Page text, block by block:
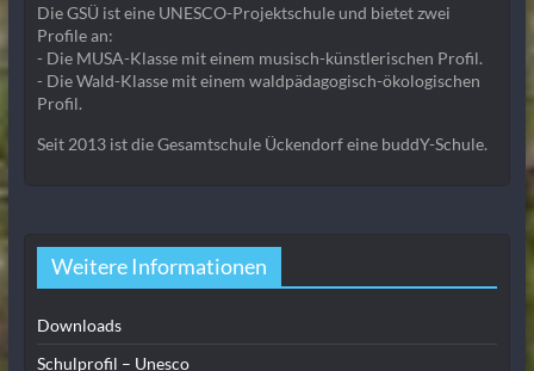
Die GSÜ ist eine UNESCO-Projektschule und bietet zwei
Profile an:
- Die MUSA-Klasse mit einem musisch-künstlerischen Profil.
- Die Wald-Klasse mit einem waldpädagogisch-ökologischen
Profil.
Seit 2013 ist die Gesamtschule Ückendorf eine buddY-Schule.
Weitere Informationen
Downloads
Schulprofil – Unesco